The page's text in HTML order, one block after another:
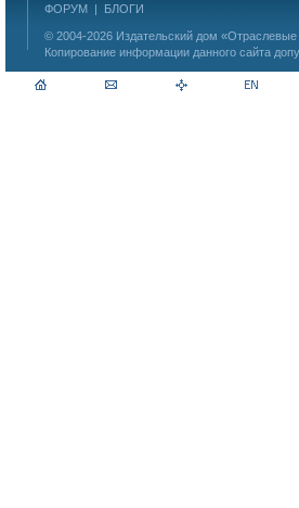
ФОРУМ | БЛОГИ
© 2004-2026 Издательский дом
Копирование информации данного сайта